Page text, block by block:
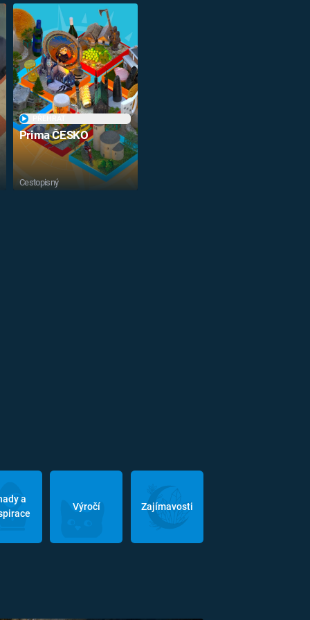
Prima ČESKO
Cestopisný
a
Výročí Zajímavosti